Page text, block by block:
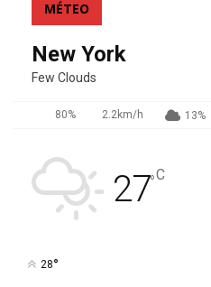
MÉTEO
New York
Few Clouds
80% 2.2km/h 13%
27°C
28°